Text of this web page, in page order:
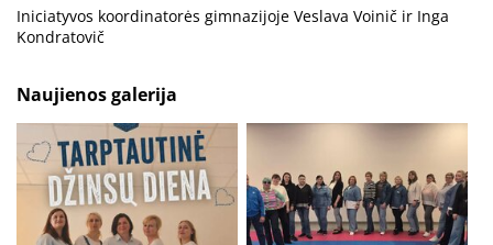
Iniciatyvos koordinatorės gimnazijoje Veslava Voinič ir Inga
Kondratovič
Naujienos galerija